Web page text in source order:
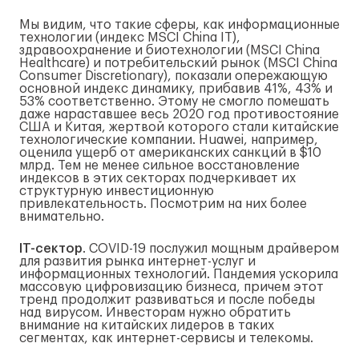
Мы видим, что такие сферы, как информационные
технологии (индекс MSCI China IT),
здравоохранение и биотехнологии (MSCI China
Healthcare) и потребительский рынок (MSCI China
Consumer Discretionary), показали опережающую
основной индекс динамику, прибавив 41%, 43% и
53% соответственно. Этому не смогло помешать
даже нараставшее весь 2020 год противостояние
США и Китая, жертвой которого стали китайские
технологические компании. Huawei, например,
оценила ущерб от американских санкций в $10
млрд. Тем не менее сильное восстановление
индексов в этих секторах подчеркивает их
структурную инвестиционную
привлекательность. Посмотрим на них более
внимательно.
IT-сектор. COVID-19 послужил мощным драйвером
для развития рынка интернет-услуг и
информационных технологий. Пандемия ускорила
массовую цифровизацию бизнеса, причем этот
тренд продолжит развиваться и после победы
над вирусом. Инвесторам нужно обратить
внимание на китайских лидеров в таких
сегментах, как интернет-сервисы и телекомы.